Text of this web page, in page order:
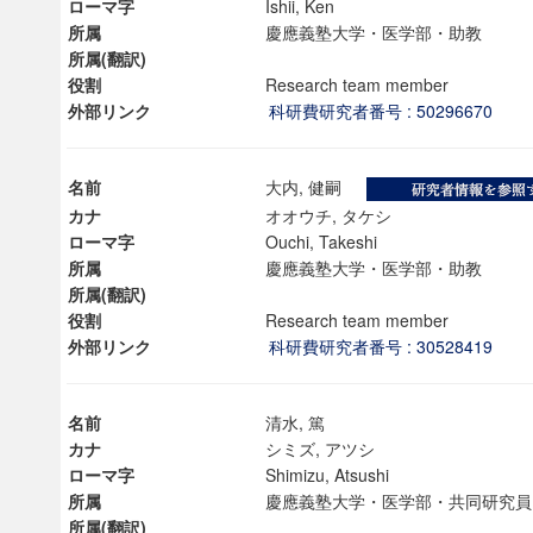
ローマ字
Ishii, Ken
所属
慶應義塾大学・医学部・助教
所属(翻訳)
役割
Research team member
外部リンク
科研費研究者番号 : 50296670
名前
大内, 健嗣
カナ
オオウチ, タケシ
ローマ字
Ouchi, Takeshi
所属
慶應義塾大学・医学部・助教
所属(翻訳)
役割
Research team member
外部リンク
科研費研究者番号 : 30528419
名前
清水, 篤
カナ
シミズ, アツシ
ローマ字
Shimizu, Atsushi
所属
慶應義塾大学・医学部・共同研
所属(翻訳)